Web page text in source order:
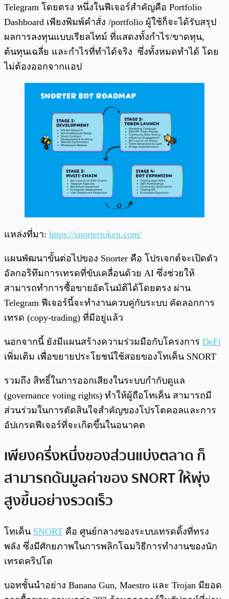
Telegram โดยตรง หนึ่งในฟีเจอร์สำคัญคือ Portfolio
Dashboard เพียงพิมพ์คำสั่ง /portfolio ผู้ใช้ก็จะได้รับสรุป
ผลการลงทุนแบบเรียลไทม์ ที่แสดงทั้งกำไร/ขาดทุน,
ต้นทุนเฉลี่ย และกำไรที่ทำได้จริง ซึ่งทั้งหมดทำได้ โดย
ไม่ต้องออกจากแอป
แหล่งที่มา: https://snortertoken.com/
แผนพัฒนาขั้นต่อไปของ Snorter คือ โปรเจกต์จะเปิดตัว
อัลกอริทึมการเทรดที่ขับเคลื่อนด้วย AI ซึ่งช่วยให้
สามารถทำการซื้อขายอัตโนมัติได้โดยตรง ผ่าน
Telegram ฟีเจอร์นี้จะทำงานควบคู่กับระบบ คัดลอกการ
เทรด (copy-trading) ที่มีอยู่แล้ว
นอกจากนี้ ยังมีแผนสร้างความร่วมมือกับโครงการ DeFi
เพิ่มเติม เพื่อขยายประโยชน์ใช้สอยของโทเค็น SNORT
รวมถึง สิทธิ์ในการออกเสียงในระบบกำกับดูแล
(governance voting rights) ทำให้ผู้ถือโทเค็น สามารถมี
ส่วนร่วมในการตัดสินใจสำคัญของโปรโตคอลและการ
อัปเกรดฟีเจอร์ที่จะเกิดขึ้นในอนาคต
เพียงครึ่งหนึ่งของส่วนแบ่งตลาด ก็
สามารถดันมูลค่าของ SNORT ให้พุ่ง
สูงขึ้นอย่างรวดเร็ว
โทเค็น SNORT คือ ศูนย์กลางของระบบเทรดดิ้งที่ทรง
พลัง ซึ่งมีศักยภาพในการพลิกโฉมวิธีการทำงานของนัก
เทรดคริปโต
บอทชั้นนำอย่าง Banana Gun, Maestro และ Trojan มียอด